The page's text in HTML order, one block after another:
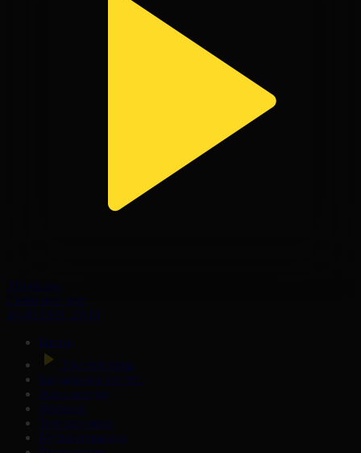
316-бөлім
Сезім мен серт
04.08.2026, 20:10
Басты
Тікелей эфир
Бағдарлама кестесі
Жаңалықтар
Жобалар
Телехикаялар
Мультсериалдар